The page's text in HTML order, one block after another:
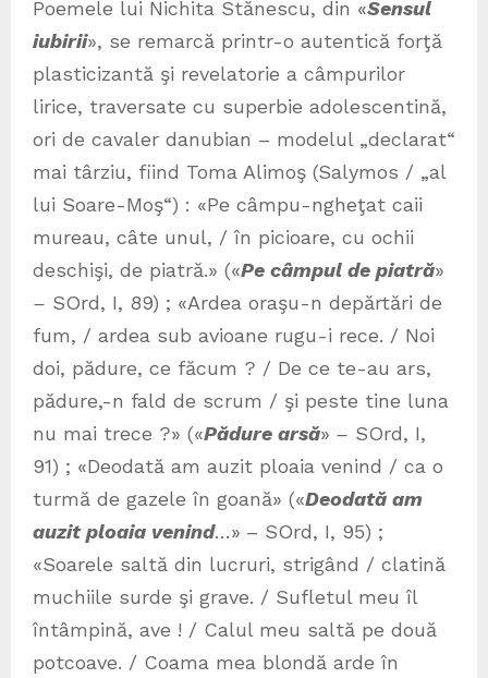
Poemele lui Nichita Stănescu, din «Sensul
iubirii», se remarcă printr-o autentică forţă
plasticizantă şi revelatorie a câmpurilor
lirice, traversate cu superbie adolescentină,
ori de cavaler danubian – modelul „declarat“
mai târziu, fiind Toma Alimoş (Salymos / „al
lui Soare-Moş“) : «Pe câmpu-ngheţat caii
mureau, câte unul, / în picioare, cu ochii
deschişi, de piatră.» («Pe câmpul de piatră»
– SOrd, I, 89) ; «Ardea oraşu-n depărtări de
fum, / ardea sub avioane rugu-i rece. / Noi
doi, pădure, ce făcum ? / De ce te-au ars,
pădure,-n fald de scrum / şi peste tine luna
nu mai trece ?» («Pădure arsă» – SOrd, I,
91) ; «Deodată am auzit ploaia venind / ca o
turmă de gazele în goană» («Deodată am
auzit ploaia venind…» – SOrd, I, 95) ;
«Soarele saltă din lucruri, strigând / clatină
muchiile surde şi grave. / Sufletul meu îl
întâmpină, ave ! / Calul meu saltă pe două
potcoave. / Coama mea blondă arde în